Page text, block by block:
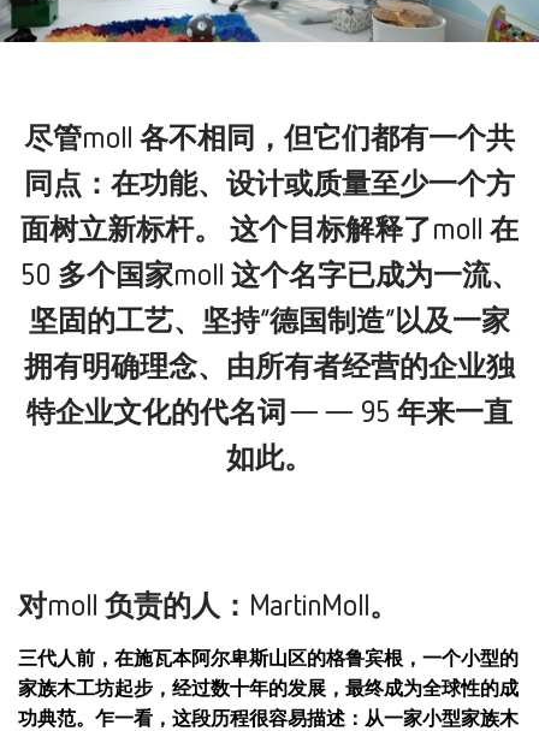
尽管moll 各不相同，但它们都有一个共
同点：在功能、设计或质量至少一个方
面树立新标杆。 这个目标解释了moll 在
50 多个国家moll 这个名字已成为一流、
坚固的工艺、坚持“德国制造”以及一家
拥有明确理念、由所有者经营的企业独
特企业文化的代名词—— 95 年来一直
如此。
对moll 负责的人：MartinMoll。
三代人前，在施瓦本阿尔卑斯山区的格鲁宾根，一个小型的
家族木工坊起步，经过数十年的发展，最终成为全球性的成
功典范。乍一看，这段历程很容易描述：从一家小型家族木